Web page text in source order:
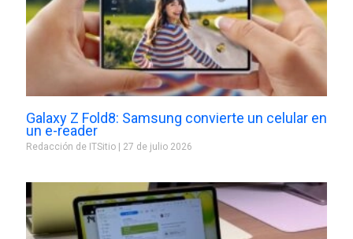
Galaxy Z Fold8: Samsung convierte un celular en
un e-reader
Redacción de ITSitio 27 de julio 2026